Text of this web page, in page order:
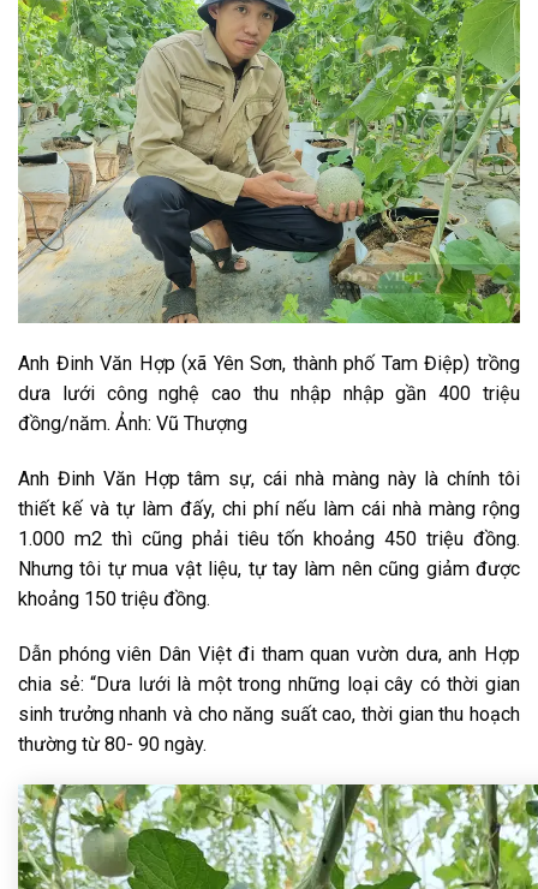
Anh Đinh Văn Hợp (xã Yên Sơn, thành phố Tam Điệp) trồng
dưa lưới công nghệ cao thu nhập nhập gần 400 triệu
đồng/năm. Ảnh: Vũ Thượng
Anh Đinh Văn Hợp tâm sự, cái nhà màng này là chính tôi
thiết kế và tự làm đấy, chi phí nếu làm cái nhà màng rộng
1.000 m2 thì cũng phải tiêu tốn khoảng 450 triệu đồng.
Nhưng tôi tự mua vật liệu, tự tay làm nên cũng giảm được
khoảng 150 triệu đồng.
Dẫn phóng viên Dân Việt đi tham quan vườn dưa, anh Hợp
chia sẻ: “Dưa lưới là một trong những loại cây có thời gian
sinh trưởng nhanh và cho năng suất cao, thời gian thu hoạch
thường từ 80- 90 ngày.